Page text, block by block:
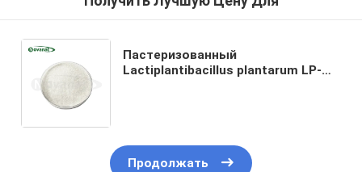
Пастеризованный
Lactiplantibacillus plantarum LP-
Продолжать